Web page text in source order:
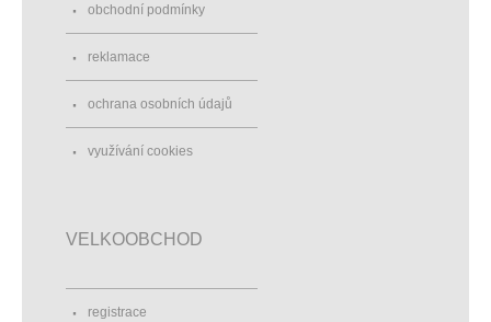
obchodní podmínky
reklamace
ochrana osobních údajů
využívání cookies
VELKOOBCHOD
registrace